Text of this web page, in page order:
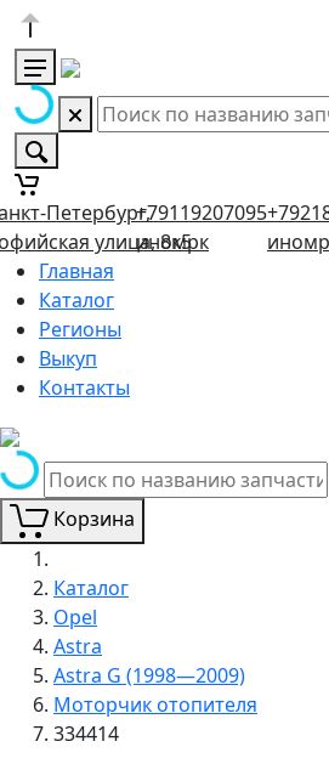
Петербург,
улица, 8к5
+79119207095
иномрк
Главная
Каталог
Регионы
Выкуп
Контакты
Корзина
Каталог
Opel
Astra
Astra G (1998—2009)
Моторчик отопителя
334414